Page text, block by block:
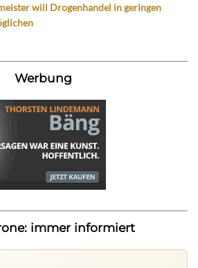
will Drogenhandel in geringen
Werbung
immer informiert